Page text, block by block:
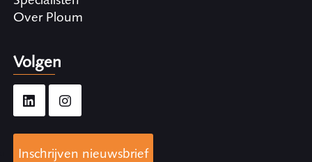
Over Ploum
Volgen
Inschrijven nieuwsbrief